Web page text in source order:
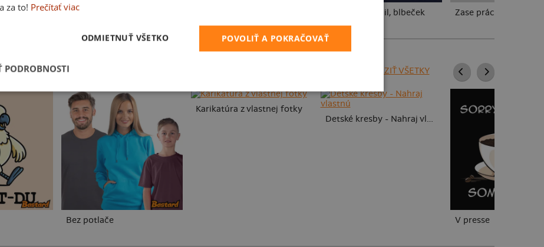
Fušál Cimrman: Debil, blbeček Zase práce?
ZOBRAZIŤ VŠETKY
Bez potlače
Karikatúra z vlastnej fotky
Detské kresby - Nahraj vlastnú
V presse
za to! Prečítať viac
POVOLIŤ A POKRAČOVAŤ
ODMIETNUŤ VŠETKO
PODROBNOSTI